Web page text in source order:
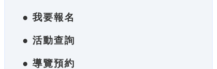
● 我要報名
● 活動查詢
● 導覽預約